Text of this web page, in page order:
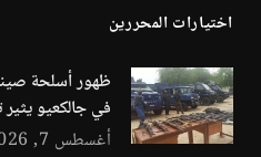
اختيارات المحررين
ظهور أسلحة
في جالكعيو
أغسطس 7, 2026